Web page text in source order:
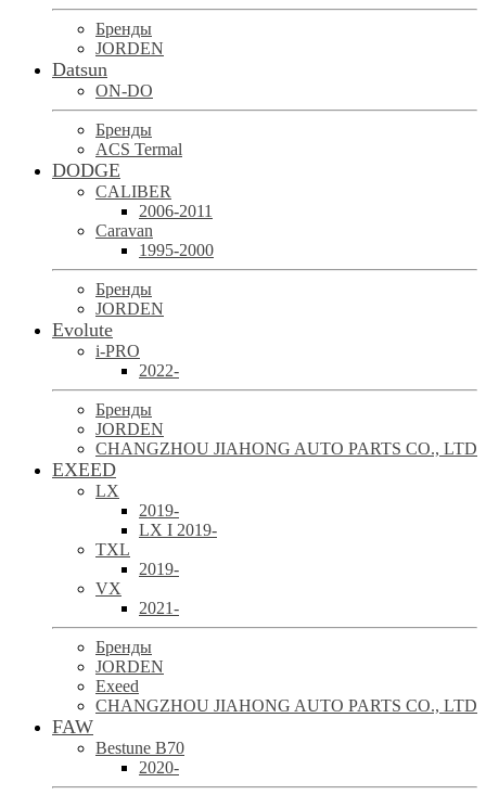
Бренды
JORDEN
Datsun
ON-DO
Бренды
ACS Termal
DODGE
CALIBER
2006-2011
Caravan
1995-2000
Бренды
JORDEN
Evolute
i-PRO
2022-
Бренды
JORDEN
CHANGZHOU JIAHONG AUTO PARTS CO., LTD
EXEED
LX
2019-
LX I 2019-
TXL
2019-
VX
2021-
Бренды
JORDEN
Exeed
CHANGZHOU JIAHONG AUTO PARTS CO., LTD
FAW
Bestune B70
2020-